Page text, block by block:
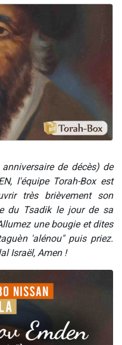
pour étudier en groupe sur Zoom
dans Torah-Box Music
de décès) de
l'équipe Torah-Box est
très brièvement son
du Tsadik le jour de sa
une bougie et dites
'alénou" puis priez.
Israël, Amen !